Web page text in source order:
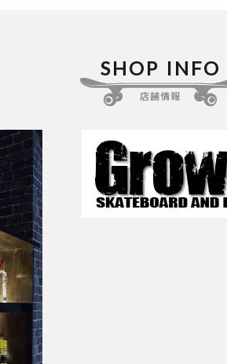
SHOP INFO
店舗情報